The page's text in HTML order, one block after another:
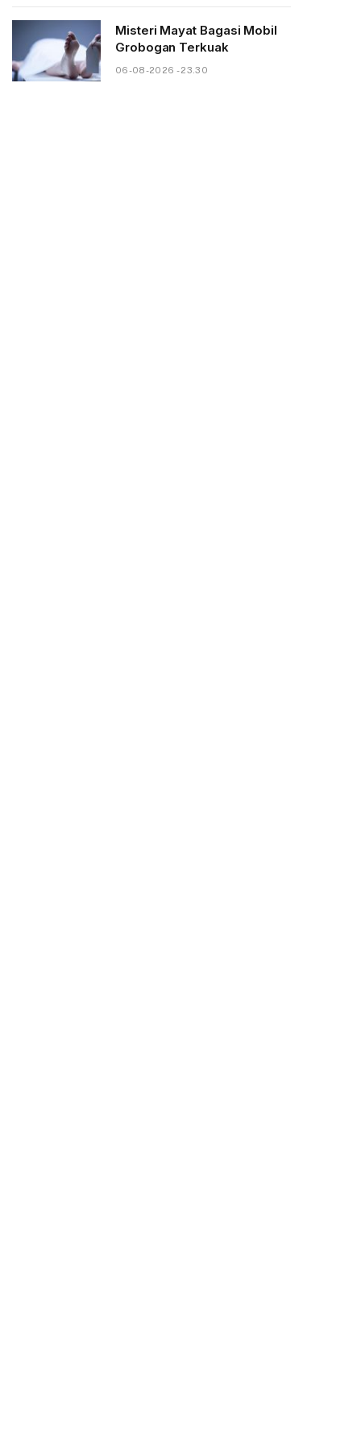
Misteri Mayat Bagasi Mobil
Grobogan Terkuak
06-08-2026 - 23.30